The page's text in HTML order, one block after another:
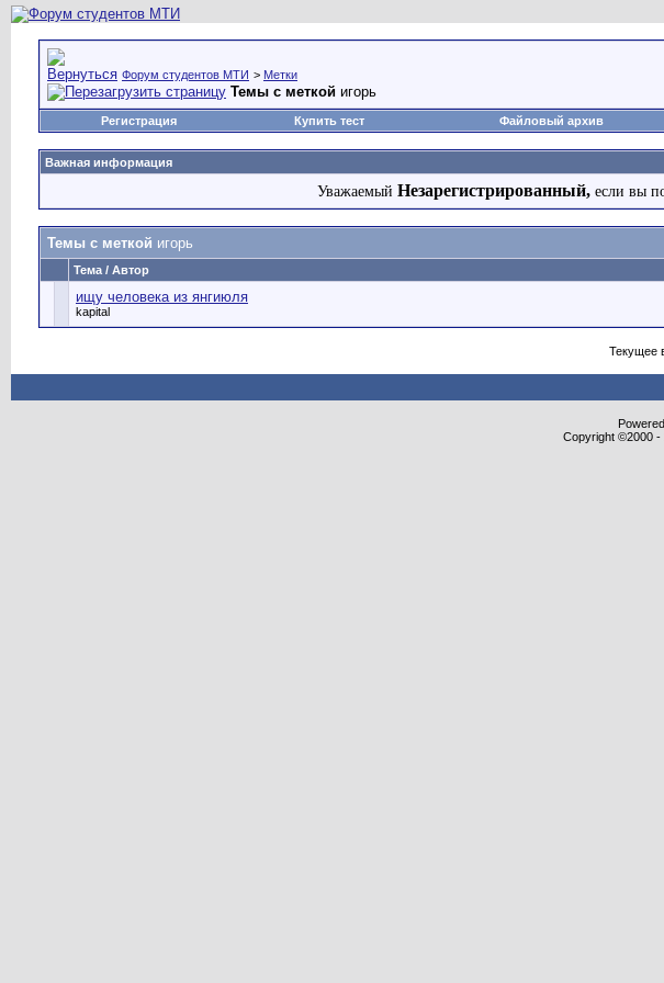
Форум студентов МТИ > Метки
Темы с меткой игорь
Регистрация Купить тест Файловый архив
Важная информация
Уважаемый Незарегистрированный, если вы
Темы с меткой игорь
Тема / Автор
ищу человека из янгиюля
kapital
Текущее
Copyright ©2000 -